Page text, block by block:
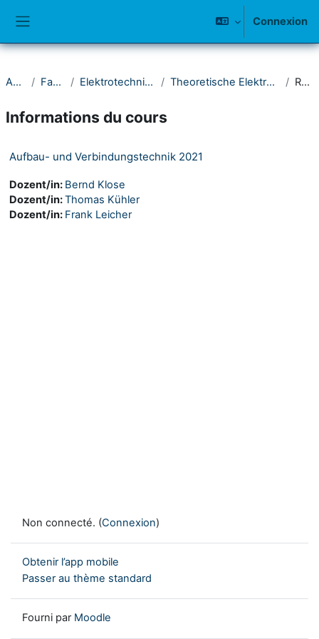
Connexion
Accueil Fakultät IV Elektrotechnik und Informatik Theoretische Elektrotechnik und Photonik Résumé
Informations du cours
Aufbau- und Verbindungstechnik 2021
Dozent/in: Bernd Klose
Dozent/in:Thomas Kühler
Dozent/in: Frank Leicher
Non connecté. (Connexion)
Obtenir l’app mobile
Passer au thème standard
Fourni par Moodle